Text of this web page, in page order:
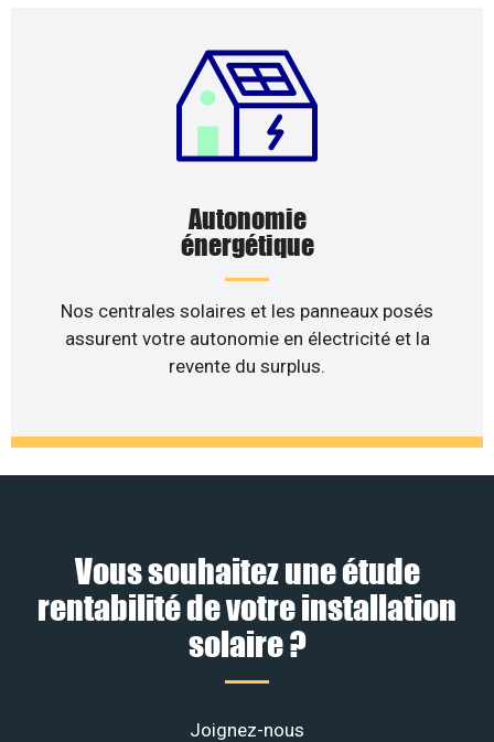
Autonomie
énergétique
Nos centrales solaires et les panneaux posés
assurent votre autonomie en électricité et la
revente du surplus.
Vous souhaitez une étude
rentabilité de votre installation
solaire ?
Joignez-nous